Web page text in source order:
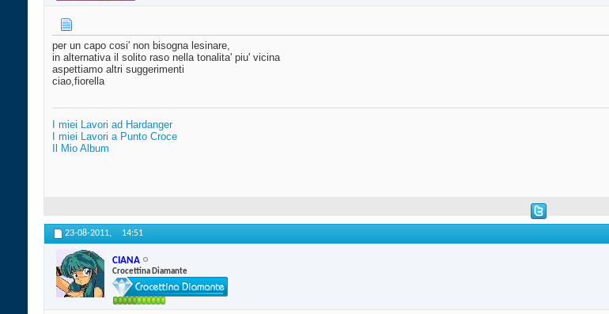
per un capo cosi' non bisogna lesinare,
in alternativa il solito raso nella tonalita' piu' vicina
aspettiamo altri suggerimenti
ciao,fiorella
I miei Lavori ad Hardanger
I miei Lavori a Punto Croce
Il Mio Album
23-08-2011, 14:51
CIANA
Crocettina Diamante